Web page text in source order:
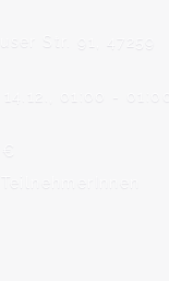
Str. 91, 47259
01:00 - 01:00